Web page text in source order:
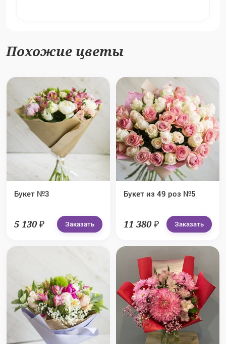
Похожие цветы
Букет №3
5 130 ₽ Заказать
Букет из 49 роз №5
11 380 ₽ Заказать